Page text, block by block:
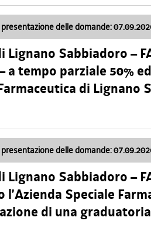
delle domande:
Lignano Sabbiadoro –
a tempo parziale 50%
di Lignano
delle domande:
Sabbiadoro –
l’Azienda Speciale
di una graduatoria